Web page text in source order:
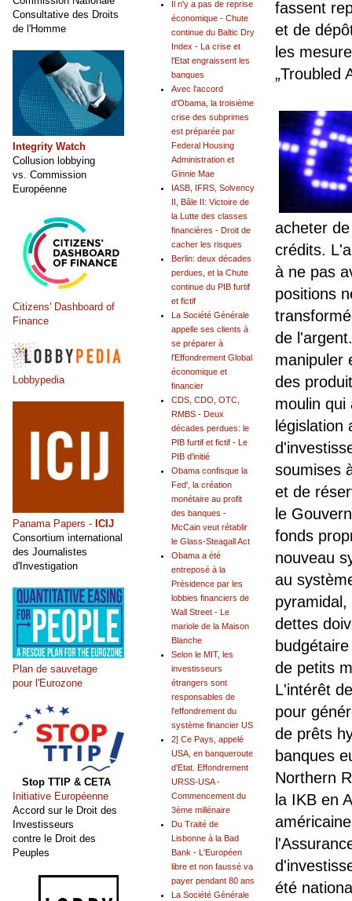
fassent
et de
les
„Troubled
acheter
crédits.
à ne pas
positions
de
manipuler
des
moulin qui
législation
soumises
et de
le
fonds
nouveau
au
dettes
de petits
L'intérêt
pour
de prêts
banques
Northern
la IKB en
été
Il n'y a pas de reprise
économique - Chute
continue du Baltic Dry
Index - La crise et
l'Etat engraissent les
banques
Avec l'accord
d'Obama, la troisième
crise des subprimes
est préparée par
Federal Housing
Administration et
Ginnie Mae
IASB, IFRS, Solvency
II, Bâle II: Victoire de
la Lutte des classes
financières - Droit de
cacher les risques
Berlin: deux décades
perdues, et la Chute
continue du PIB furtif
et fictif
La Société Générale
appelle ses clients à
se préparer à
l'Effondrement Global
économique et
financier
CDS, CDO, OTC,
RMBS - Deux
décades perdues: le
PIB furtif et fictif - Le
PIB d'initié
Obama confisque la
Fed', la création
monétaire au profit
des banques -
McCain veut rétablir
le Glass-Steagall Act
Obama a été
entreposé à la
Présidence par les
lobbies financiers de
Wall Street - Le
mariole de la Maison
Blanche
Selon le MIT, les
investisseurs
étrangers sont
responsables de
l'effondrement du
système financier US
2] Ce Pays, appelé
USA, en banqueroute
d'Etat. Effondrement
URSS-USA -
Commencement du
3ème millénaire
Du Traité de
Lisbonne à la Bad
Bank - L'Européen
libre et non faussé va
payer pendant 80 ans
La Société Générale
Consultative des Droits
de l'Homme
Integrity Watch
Collusion lobbying
vs. Commission
Européenne
Citizens' Dashboard of
Finance
Lobbypedia
Panama Papers - ICIJ
Consortium international
des Journalistes
d'Investigation
Plan de sauvetage
pour l'Eurozone
Stop TTIP & CETA
Initiative Européenne
Accord sur le Droit des
Investisseurs
contre le Droit des
Peuples